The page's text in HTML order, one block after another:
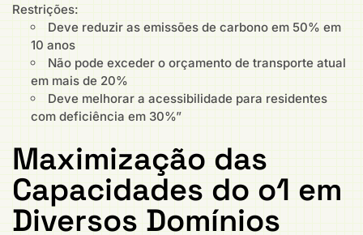
Restrições:
Deve reduzir as emissões de carbono em 50% em
10 anos
Não pode exceder o orçamento de transporte atual
em mais de 20%
Deve melhorar a acessibilidade para residentes
com deficiência em 30%”
Maximização das
Capacidades do o1 em
Diversos Domínios